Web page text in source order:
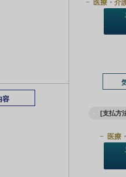
容
医療・介
[支払方
医療